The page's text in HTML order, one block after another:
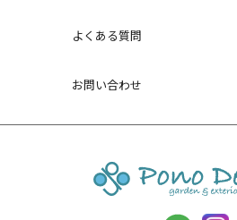
よくある質問
お問い合わせ